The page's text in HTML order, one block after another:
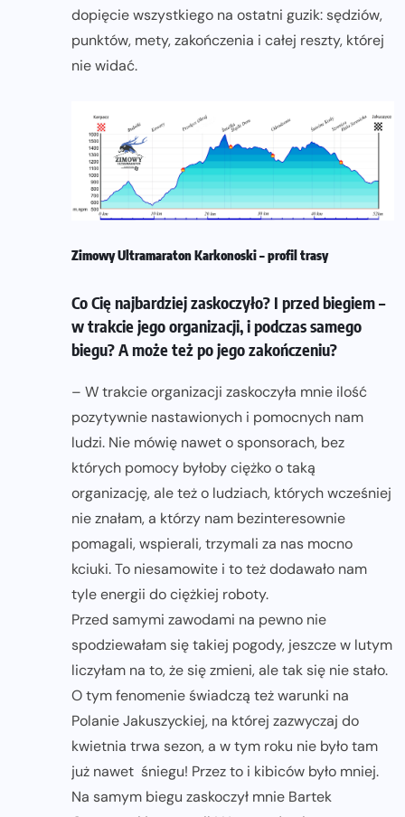
dopięcie wszystkiego na ostatni guzik: sędziów,
punktów, mety, zakończenia i całej reszty, której
nie widać.
Zimowy Ultramaraton Karkonoski – profil trasy
Co Cię najbardziej zaskoczyło? I przed biegiem –
w trakcie jego organizacji, i podczas samego
biegu? A może też po jego zakończeniu?
– W trakcie organizacji zaskoczyła mnie ilość
pozytywnie nastawionych i pomocnych nam
ludzi. Nie mówię nawet o sponsorach, bez
których pomocy byłoby ciężko o taką
organizację, ale też o ludziach, których wcześniej
nie znałam, a którzy nam bezinteresownie
pomagali, wspierali, trzymali za nas mocno
kciuki. To niesamowite i to też dodawało nam
tyle energii do ciężkiej roboty.
Przed samymi zawodami na pewno nie
spodziewałam się takiej pogody, jeszcze w lutym
liczyłam na to, że się zmieni, ale tak się nie stało.
O tym fenomenie świadczą też warunki na
Polanie Jakuszyckiej, na której zazwyczaj do
kwietnia trwa sezon, a w tym roku nie było tam
już nawet śniegu! Przez to i kibiców było mniej.
Na samym biegu zaskoczył mnie Bartek